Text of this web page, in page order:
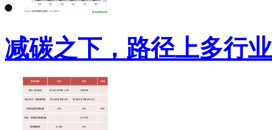
减碳之下，路径上多行